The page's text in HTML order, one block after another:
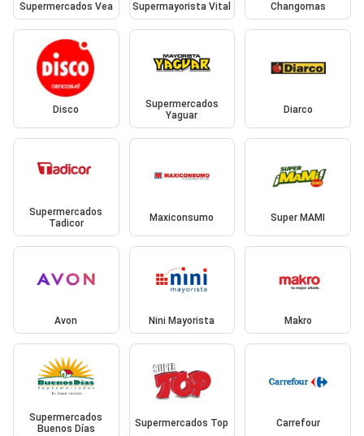
Supermercados Vea Supermayorista Vital Changomas
Disco
Supermercados
Yaguar
Diarco
Supermercados
Tadicor
Maxiconsumo Super MAMI
Avon Nini Mayorista Makro
Supermercados
Buenos Días
Supermercados Top Carrefour